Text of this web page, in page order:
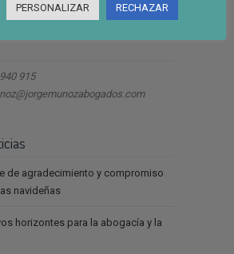
915
de agradecimiento y compromiso
navideñas
horizontes para la abogacía y la
PERSONALIZAR RECHAZAR